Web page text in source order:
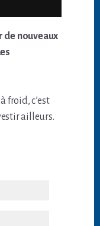
de nouveaux
froid, c’est
ailleurs.